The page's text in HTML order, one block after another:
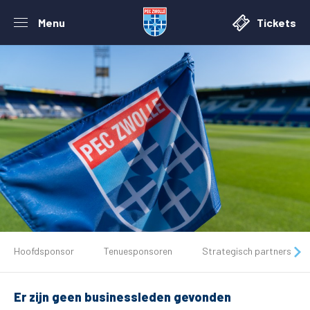
Menu Tickets
Tickets
Matchdays
Hoofdsponsor Tenuesponsoren Strategisch partners
Er zijn geen businessleden gevonden